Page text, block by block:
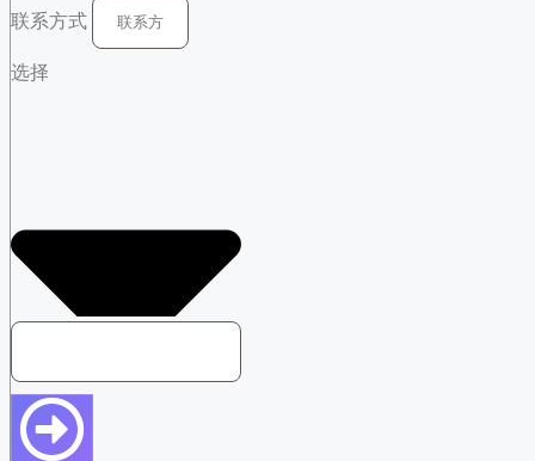
联系方式
选择